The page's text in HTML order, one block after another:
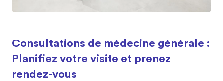
Consultations de médecine générale :
Planifiez votre visite et prenez
rendez-vous